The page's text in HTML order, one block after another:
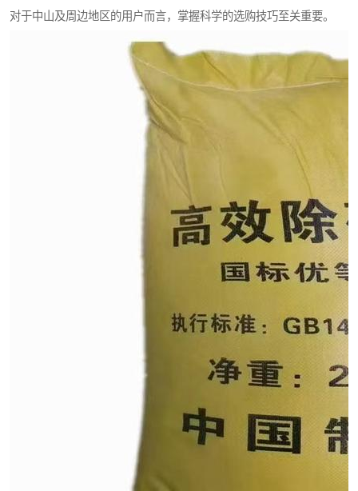
对于中山及周边地区的用户而言，掌握科学的选购技巧至关重要。